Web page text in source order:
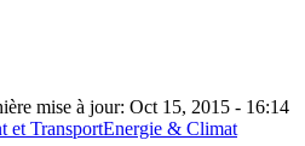
mise à jour: Oct 15, 2015 - 16:14
et TransportEnergie & Climat